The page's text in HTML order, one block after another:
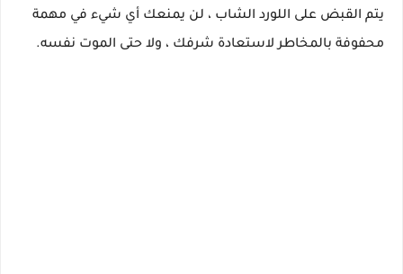
يتم القبض على اللورد الشاب ، لن يمنعك أي شيء في مهمة
محفوفة بالمخاطر لاستعادة شرفك ، ولا حتى الموت نفسه.